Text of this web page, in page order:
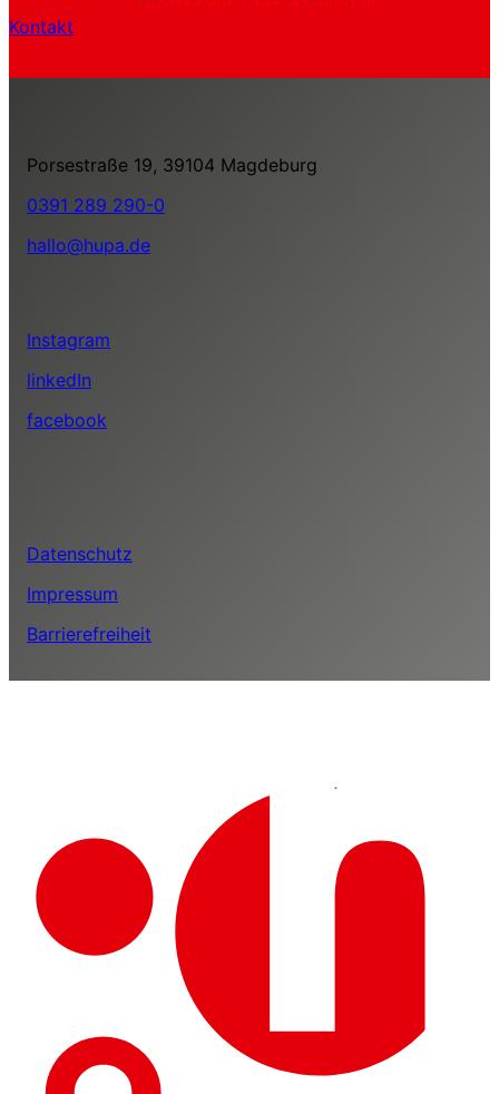
Kontakt
Porsestraße 19, 39104 Magdeburg
0391 289 290-0
hallo@hupa.de
Instagram
linkedIn
facebook
Datenschutz
Impressum
Barrierefreiheit